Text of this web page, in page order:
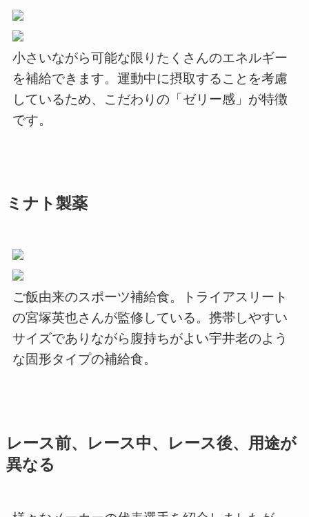
小さいながら可能な限りたくさんのエネルギー
を補給できます。運動中に摂取することを考慮
しているため、こだわりの「ゼリー感」が特徴
です。
ミナト製薬
ご飯由来のスポーツ補給食。トライアスリート
の宮塚英也さんが監修している。携帯しやすい
サイズでありながら腹持ちがよい宇井老のよう
な固形タイプの補給食。
レース前、レース中、レース後、用途が
異なる